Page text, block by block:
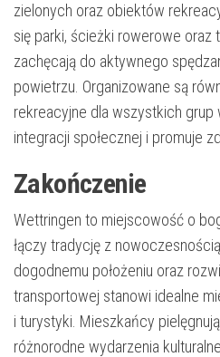
zielonych oraz obiektów
się parki, ścieżki rowerowe oraz
zachęcają do aktywnego
powietrzu. Organizowane są
rekreacyjne dla wszystkich
integracji społecznej i promuje
Zakończenie
Wettringen to miejscowość o
łączy tradycję z
dogodnemu położeniu oraz
transportowej stanowi idealne
i turystyki. Mieszkańcy
różnorodne wydarzenia